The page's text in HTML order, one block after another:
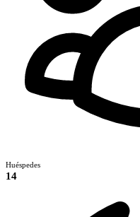
Huéspedes
14